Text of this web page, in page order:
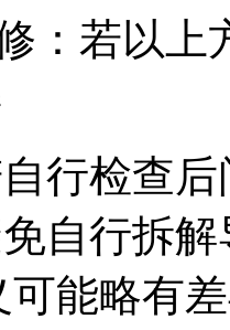
若以上
检查后
自行拆
能略有